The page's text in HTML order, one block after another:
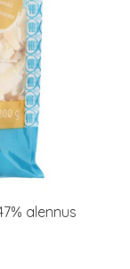
alennus